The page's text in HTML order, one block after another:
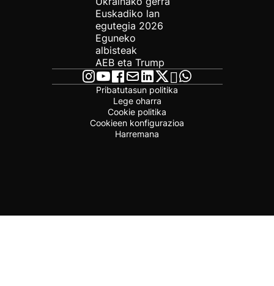
Euskadiko lan
egutegia 2026
Eguneko
albisteak
AEB eta Trump
Pribatutasun politika
Lege oharra
Cookie politika
Cookieen konfigurazioa
Harremana